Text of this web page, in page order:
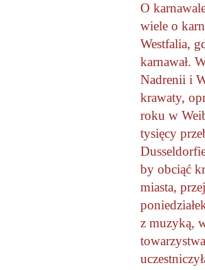
O
wiele o
Westfalia,
karnawał.
Nadrenii i
krawaty,
roku w
tysięcy
by obciąć
miasta,
z muzyką,